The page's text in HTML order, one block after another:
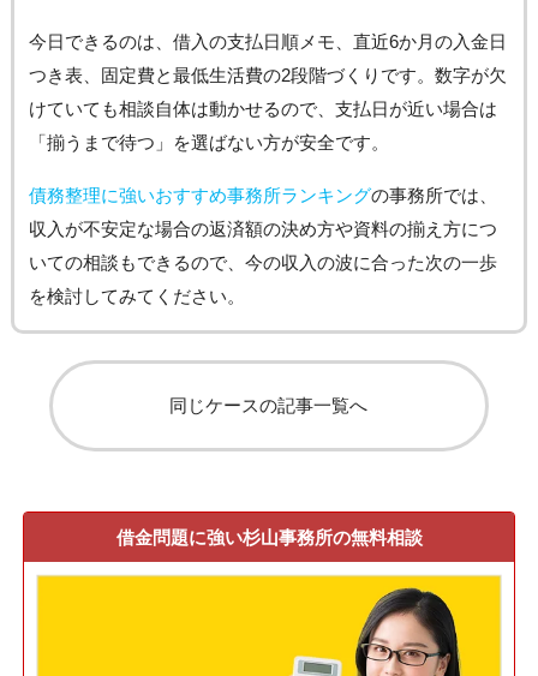
今日できるのは、借入の支払日順メモ、直近6か月の入金日
つき表、固定費と最低生活費の2段階づくりです。数字が欠
けていても相談自体は動かせるので、支払日が近い場合は
「揃うまで待つ」を選ばない方が安全です。
債務整理に強いおすすめ事務所ランキングの事務所では、
収入が不安定な場合の返済額の決め方や資料の揃え方につ
いての相談もできるので、今の収入の波に合った次の一歩
を検討してみてください。
同じケースの記事一覧へ
借金問題に強い杉山事務所の無料相談